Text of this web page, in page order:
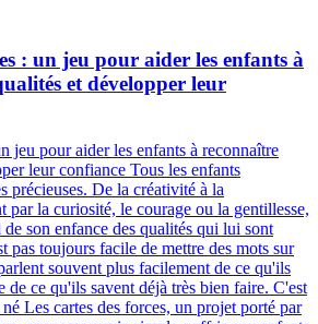
: un jeu pour aider les enfants à
et développer leur
jeu pour aider les enfants à reconnaître
leur confiance Tous les enfants
précieuses. De la créativité à la
par la curiosité, le courage ou la gentillesse,
son enfance des qualités qui lui sont
pas toujours facile de mettre des mots sur
souvent plus facilement de ce qu'ils
de ce qu'ils savent déjà très bien faire. C'est
Les cartes des forces, un projet porté par